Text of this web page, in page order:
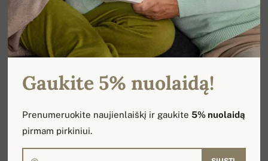
Gaukite 5% nuolaidą!
Prenumeruokite naujienlaiškį ir gaukite5% nuolaidą
pirmam pirkiniui.